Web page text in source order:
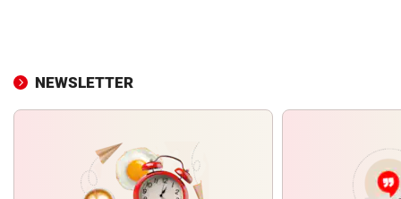
NEWSLETTER